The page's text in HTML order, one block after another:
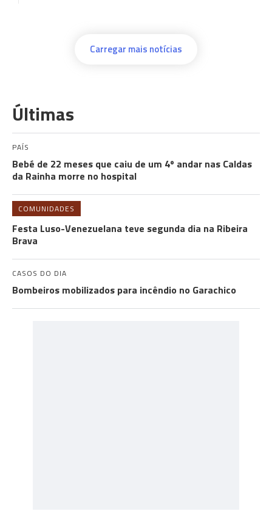
Carregar mais notícias
Últimas
PAÍS
Bebé de 22 meses que caiu de um 4º andar nas Caldas
da Rainha morre no hospital
COMUNIDADES
Festa Luso-Venezuelana teve segunda dia na Ribeira
Brava
CASOS DO DIA
Bombeiros mobilizados para incêndio no Garachico